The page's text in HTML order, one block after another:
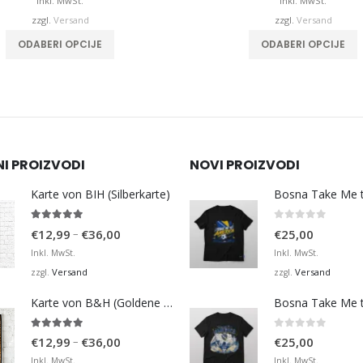
zzgl. Versand
ODABERI OPCIJE
zzgl. Versand
ODABERI OPCIJE
PROIZVODI
Karte von BIH (Silberkarte)
€12,99 – €36,00
Inkl. MwSt.
zzgl. Versand
Karte von B&H (Goldene Karte)
€12,99 – €36,00
Inkl. MwSt.
NOVI PROIZVODI
€25,00
Inkl. MwSt.
zzgl. Versand
€25,00
Inkl. MwSt.